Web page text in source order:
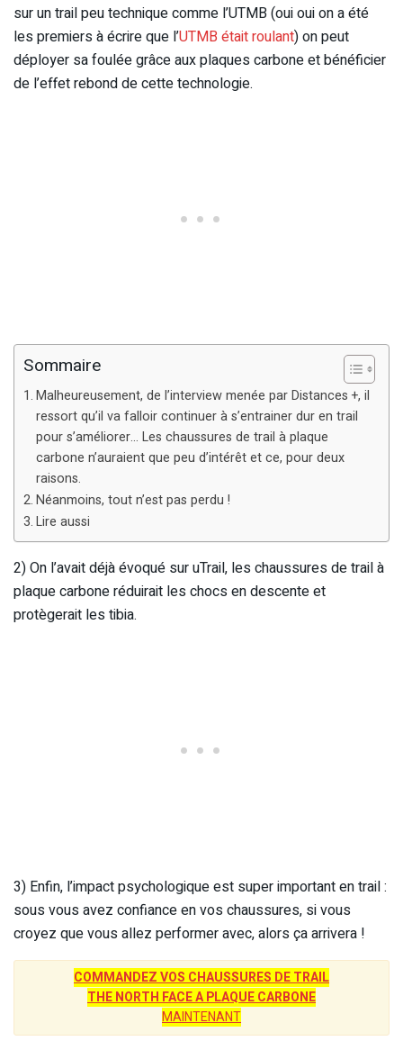
sur un trail peu technique comme l’UTMB (oui oui on a été
les premiers à écrire que l’UTMB était roulant) on peut
déployer sa foulée grâce aux plaques carbone et bénéficier
de l’effet rebond de cette technologie.
Sommaire
Malheureusement, de l’interview menée par Distances +, il
ressort qu’il va falloir continuer à s’entrainer dur en trail
pour s’améliorer… Les chaussures de trail à plaque
carbone n’auraient que peu d’intérêt et ce, pour deux
raisons.
Néanmoins, tout n’est pas perdu !
Lire aussi
2) On l’avait déjà évoqué sur uTrail, les chaussures de trail à
plaque carbone réduirait les chocs en descente et
protègerait les tibia.
3) Enfin, l’impact psychologique est super important en trail :
sous vous avez confiance en vos chaussures, si vous
croyez que vous allez performer avec, alors ça arrivera !
COMMANDEZ VOS CHAUSSURES DE TRAIL
THE NORTH FACE A PLAQUE CARBONE
MAINTENANT